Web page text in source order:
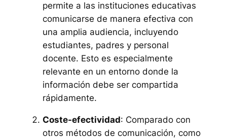
permite a las instituciones educativas
comunicarse de manera efectiva con
una amplia audiencia, incluyendo
estudiantes, padres y personal
docente. Esto es especialmente
relevante en un entorno donde la
información debe ser compartida
rápidamente.
Coste-efectividad: Comparado con
otros métodos de comunicación, como